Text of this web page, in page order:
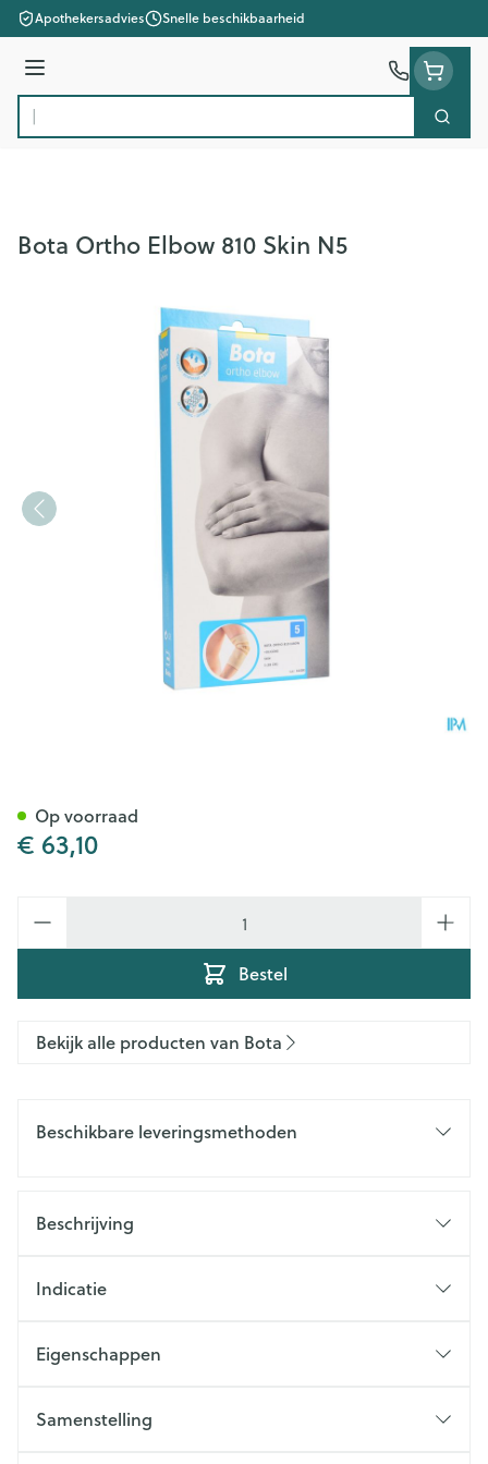
Ga naar de inhoud
Apothekersadvies Snelle beschikbaarheid
Menu
Product, merk, categorie...
Zoek
Bota Ortho Elbow 810 Skin N5
€ 63,10
Bestel
Op voorraad
Bekijk alle producten van Bota
Beschikbare leveringsmethoden
Beschrijving
Indicatie
Eigenschappen
Samenstelling